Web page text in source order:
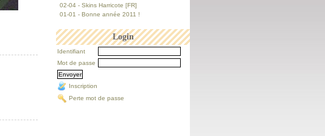
02-04 - Skins Harricote [FR]
01-01 - Bonne année 2011 !
Login
Identifiant
Mot de passe
Inscription
Perte mot de passe